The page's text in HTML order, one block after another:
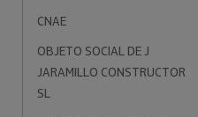
CNAE
OBJETO SOCIAL DE J
JARAMILLO CONSTRUCTOR
SL